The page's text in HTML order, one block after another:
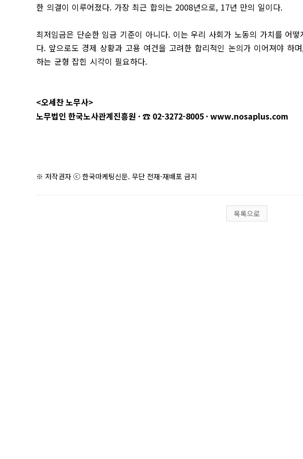
한 의결이 이루어졌다. 가장 최근 합의는 2008년으로, 17년 만의 일이다.
최저임금은 단순한 임금 기준이 아니다. 이는 우리 사회가 노동의 가치를 어
다. 앞으로도 경제 상황과 고용 여건을 고려한 합리적인 논의가 이어져야 하
하는 균형 잡힌 시각이 필요하다.
<오세찬 노무사>
노무법인 한국노사관계진흥원 · ☎ 02-3272-8005 · www.nosaplus.com
※ 저작권자 ⓒ 한국마케팅신문. 무단 전재-재배포 금지
목록으로